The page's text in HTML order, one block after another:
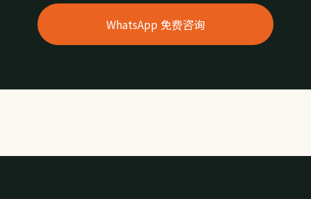
WhatsApp 免费咨询